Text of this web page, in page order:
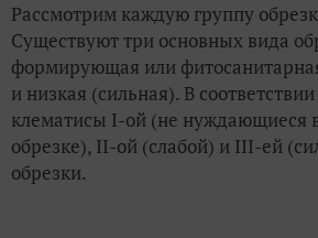
Рассмотрим каждую группу
Существуют три основных вида
формирующая или
и низкая (сильная). В
клематисы I-ой (не нуждающиеся
обрезке), II-ой (слабой) и III-ей
обрезки.